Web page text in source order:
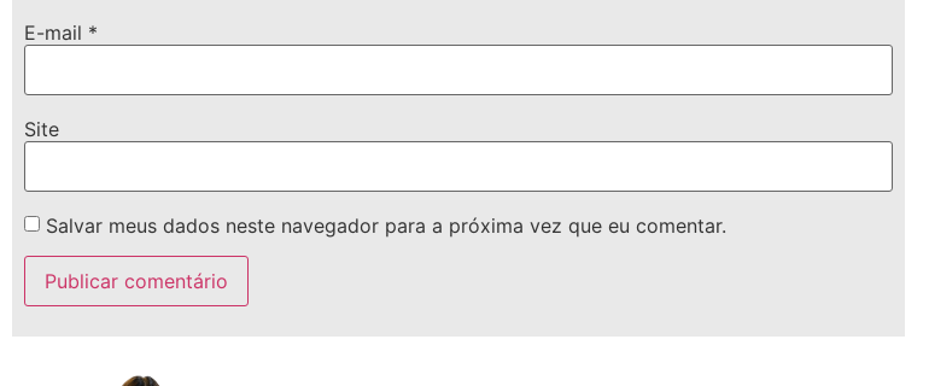
E-mail *
Site
Salvar meus dados neste navegador para a próxima vez que eu comentar.